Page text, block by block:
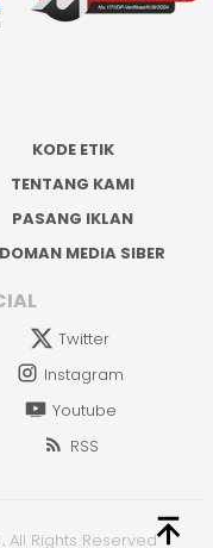
KODE ETIK
TENTANG KAMI
PASANG IKLAN
MEDIA SIBER
Twitter
Instagram
Youtube
RSS
. All Rights Reserved